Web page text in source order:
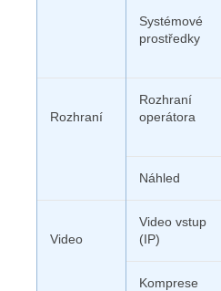
Systémové
prostředky
Rozhraní
Rozhraní
operátora
Náhled
Video
Video vstup
(IP)
Komprese